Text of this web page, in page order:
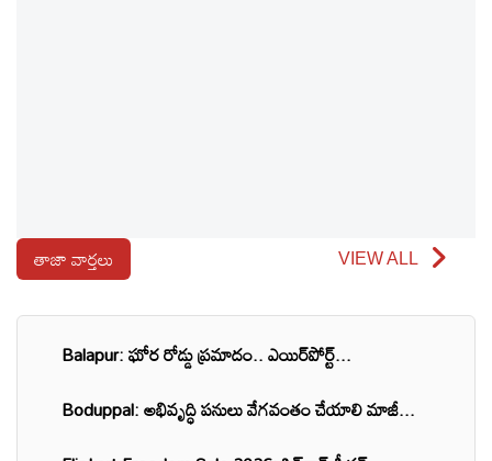
తాజా వార్తలు VIEW ALL
Balapur: ఘోర రోడ్డు ప్రమాదం.. ఎయిర్‌పోర్ట్...
Boduppal: అభివృద్ధి పనులు వేగవంతం చేయాలి మాజీ...